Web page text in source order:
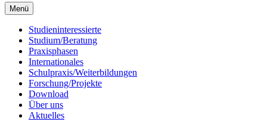
Menü
Studieninteressierte
Studium/Beratung
Praxisphasen
Internationales
Schulpraxis/Weiterbildungen
Forschung/Projekte
Download
Über uns
Aktuelles